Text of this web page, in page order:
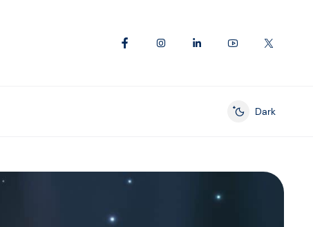
Enable dark
Dark